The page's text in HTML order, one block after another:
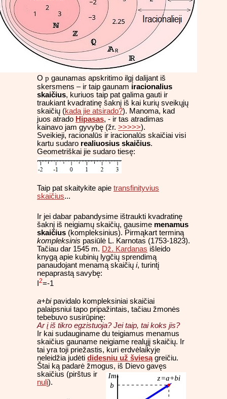
O p gaunamas apskritimo ilgį dalijant iš
skersmens – ir taip gaunam iracionalius
skaičius, kuriuos taip pat galima gauti ir
traukiant kvadratinę šaknį iš kai kurių sveikųjų
skaičių (kada jie atsirado?). Manoma, kad
juos atrado Hipasas, - ir tas atradimas
kainavo jam gyvybę (žr. >>>>>).
Sveikieji, racionalūs ir iracionalūs skaičiai visi
kartu sudaro realiuosius skaičius.
Geometriškai jie sudaro tiesę:
Taip pat skaitykite apie transfinityvius
skaičius...
Ir jei dabar pabandysime ištraukti kvadratinę
šaknį iš neigiamų skaičių, gausime menamus
skaičius (kompleksinius). Pirmąkart terminą
kompleksinis pasiūlė L. Karnotas (1753-1823).
Tačiau dar 1545 m. Dž. Kardanas išleido
knygą apie kubinių lygčių sprendimą
panaudojant menamą skaičių i, turintį
nepaprastą savybę:
2=-1
a+bipavidalo kompleksiniai skaičiai
palaipsniui tapo pripažintais, tačiau žmonės
tebebuvo susirūpinę:
Ariiš tikro egzistuoja? Jei taip, tai koks jis?
Ir kai sudauginame du teigiamus menamus
skaičius gauname neigiame realųjį skaičių. Ir
tai yra toji priežastis, kuri erdvėlaikyje
neleidžia judėti didesniu už šviesągreičiu.
Štai ką padarė žmogus, iš Dievo gavęs
skaičius (pirštus ir
nulį).